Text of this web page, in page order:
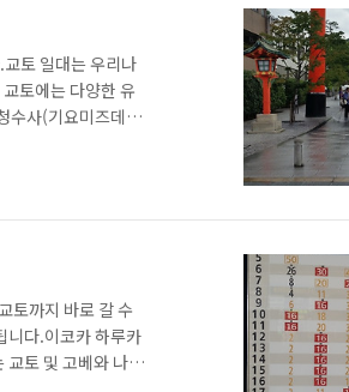
토 일대는 우리나
토에는 다양한 유
수사(기요미즈데라)
선을 타고 이나리
이나리 신사를 방문
토까지 바로 갈 수
니다.이코카 하루카
교토 및 고베와 나라